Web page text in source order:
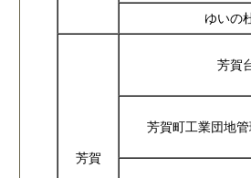
ゆいの
芳賀
芳賀
芳賀町工業団地